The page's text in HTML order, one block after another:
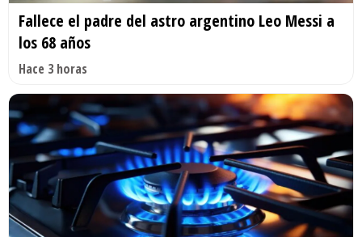
Fallece el padre del astro argentino Leo Messi a
los 68 años
Hace 3 horas